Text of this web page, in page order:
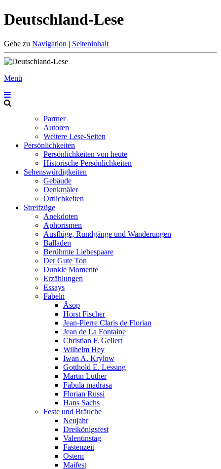
Deutschland-Lese
Gehe zu Navigation | Seiteninhalt
Menü
Partner
Autoren
Weitere Lese-Seiten
Persönlichkeiten
Persönlichkeiten von heute
Historische Persönlichkeiten
Sehenswürdigkeiten
Gebäude
Denkmäler
Örtlichkeiten
Streifzüge
Anekdoten
Aphorismen
Ausflüge, Rundgänge und Wanderungen
Balladen
Berühmte Liebespaare
Der Gute Ton
Dunkle Momente
Erzählungen
Essays
Fabeln
Äsop
Horst Fischer
Jean-Pierre Claris de Florian
Jean de La Fontaine
Christian F. Gellert
Wilhelm Hey
Iwan A. Krylow
Gotthold E. Lessing
Martin Luther
Fabula madrasa
Florian Russi
Hans Sachs
Feste und Bräuche
Neujahr
Dreikönigsfest
Valentinstag
Fastenzeit
Ostern
Maifest